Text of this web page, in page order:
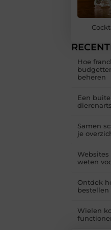
Hoe
beheren
Een
Samen
je
weten
Ontdek
bestellen
Wielen